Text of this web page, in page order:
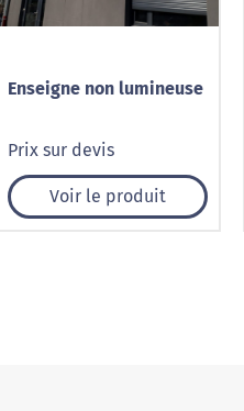
Enseigne non lumineuse
Prix sur devis
Voir le produit